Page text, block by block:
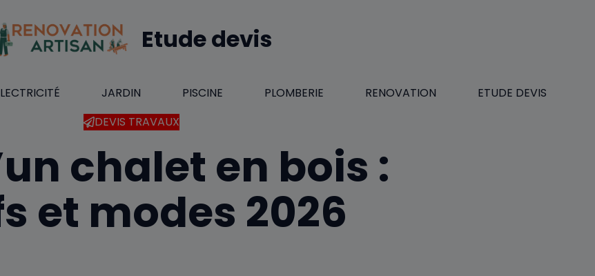
Etude devis
JARDIN PISCINE PLOMBERIE RENOVATION
ETUDE DEVIS
DEVIS TRAVAUX
chalet en bois :
et modes 2026